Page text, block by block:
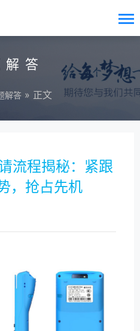
解答
解答 » 正文
流程揭秘：紧跟
，抢占先机